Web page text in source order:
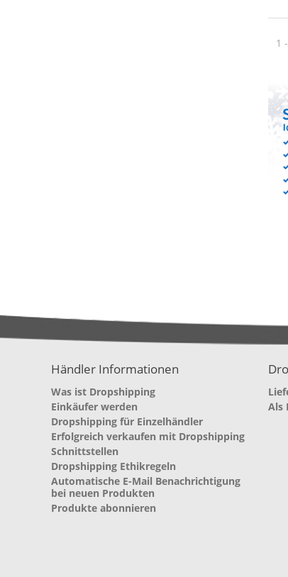
1
Händler Informationen
Was ist Dropshipping
Einkäufer werden
Dropshipping für Einzelhändler
Erfolgreich verkaufen mit Dropshipping
Schnittstellen
Dropshipping Ethikregeln
Automatische E-Mail Benachrichtigung
bei neuen Produkten
Produkte abonnieren
Als